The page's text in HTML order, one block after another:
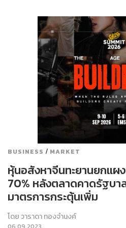
BUSINESS / MARKET
หุ้นอสังหาจีนทะยานยกแผ
70% หลังตลาดคาดรัฐบา
มาตรการกระตุ้นเพิ่ม
โดยวาราดา ทองจำนงค์